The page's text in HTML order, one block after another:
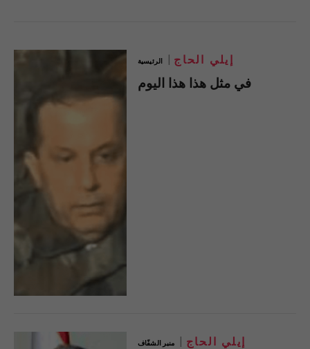
الرئيسية إيلي الحاج
في مثل هذا هذا اليوم
منبر الشفّاف إيلي الحاج